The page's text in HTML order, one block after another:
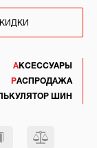
АКСЕССУАРЫ
РАСПРОДАЖА
ШИН